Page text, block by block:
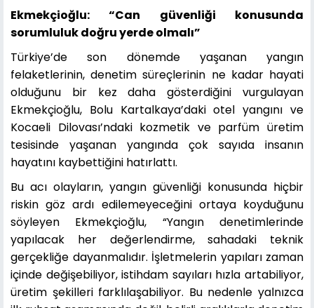
Ekmekçioğlu: “Can güvenliği konusunda
sorumluluk doğru yerde olmalı”
Türkiye’de son dönemde yaşanan yangın
felaketlerinin, denetim süreçlerinin ne kadar hayati
olduğunu bir kez daha gösterdiğini vurgulayan
Ekmekçioğlu, Bolu Kartalkaya’daki otel yangını ve
Kocaeli Dilovası’ndaki kozmetik ve parfüm üretim
tesisinde yaşanan yangında çok sayıda insanın
hayatını kaybettiğini hatırlattı.
Bu acı olayların, yangın güvenliği konusunda hiçbir
riskin göz ardı edilemeyeceğini ortaya koyduğunu
söyleyen Ekmekçioğlu, “Yangın denetimlerinde
yapılacak her değerlendirme, sahadaki teknik
gerçekliğe dayanmalıdır. İşletmelerin yapıları zaman
içinde değişebiliyor, istihdam sayıları hızla artabiliyor,
üretim şekilleri farklılaşabiliyor. Bu nedenle yalnızca